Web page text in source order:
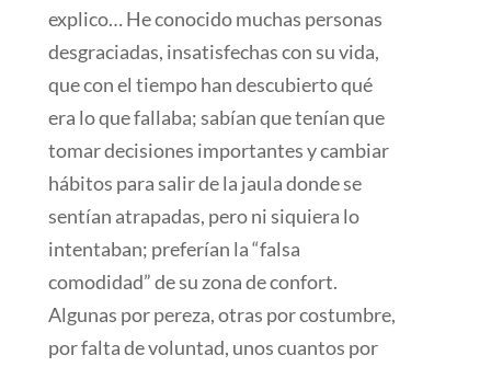
explico… He conocido muchas personas
desgraciadas, insatisfechas con su vida,
que con el tiempo han descubierto qué
era lo que fallaba; sabían que tenían que
tomar decisiones importantes y cambiar
hábitos para salir de la jaula donde se
sentían atrapadas, pero ni siquiera lo
intentaban; preferían la “falsa
comodidad” de su zona de confort.
Algunas por pereza, otras por costumbre,
por falta de voluntad, unos cuantos por